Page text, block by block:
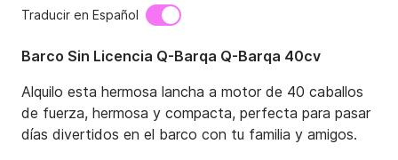
Traducir en Español
Barco Sin Licencia Q-Barqa Q-Barqa 40cv
Alquilo esta hermosa lancha a motor de 40 caballos
de fuerza, hermosa y compacta, perfecta para pasar
días divertidos en el barco con tu familia y amigos.